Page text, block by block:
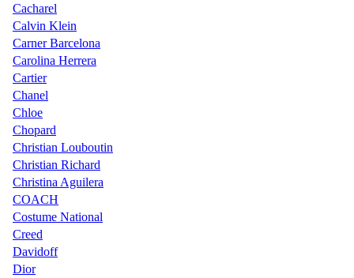
Cacharel
Calvin Klein
Carner Barcelona
Carolina Herrera
Cartier
Chanel
Chloe
Chopard
Christian Louboutin
Christian Richard
Christina Aguilera
COACH
Costume National
Creed
Davidoff
Dior